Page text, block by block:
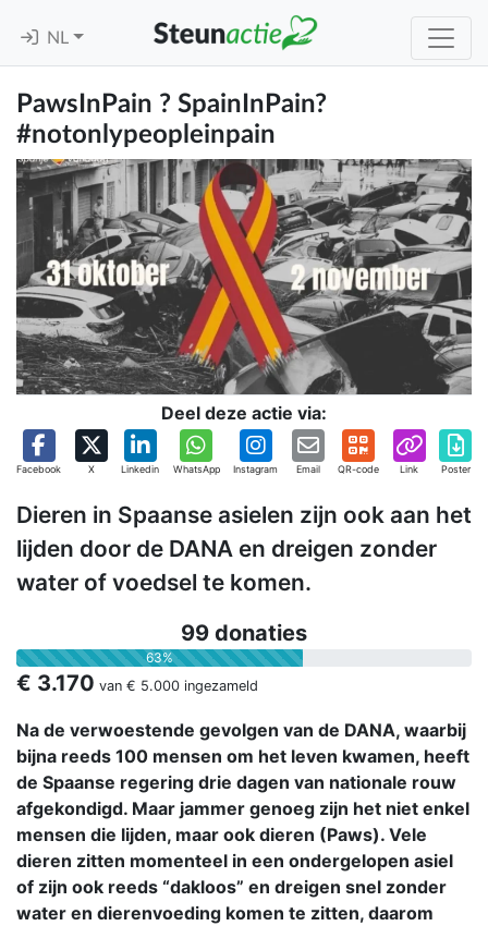
NL
PawsInPain ? SpainInPain?
#notonlypeopleinpain
Deel deze actie via:
Facebook X Linkedin WhatsApp Instagram Email QR-code Link Poster
Dieren in Spaanse asielen zijn ook aan het
lijden door de DANA en dreigen zonder
water of voedsel te komen.
99 donaties
63%
€ 3.170 van € 5.000 ingezameld
Na de verwoestende gevolgen van de DANA, waarbij
bijna reeds 100 mensen om het leven kwamen, heeft
de Spaanse regering drie dagen van nationale rouw
afgekondigd. Maar jammer genoeg zijn het niet enkel
mensen die lijden, maar ook dieren (Paws). Vele
dieren zitten momenteel in een ondergelopen asiel
of zijn ook reeds “dakloos” en dreigen snel zonder
water en dierenvoeding komen te zitten, daarom